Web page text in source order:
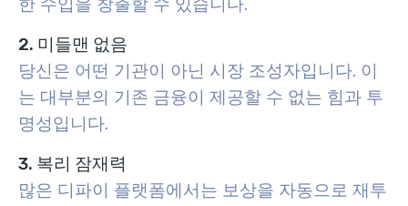
한 수입을 창출할 수 있습니다.
2. 미들맨 없음
당신은 어떤 기관이 아닌 시장 조성자입니다. 이
는 대부분의 기존 금융이 제공할 수 없는 힘과 투
명성입니다.
3. 복리 잠재력
많은 디파이 플랫폼에서는 보상을 자동으로 재투